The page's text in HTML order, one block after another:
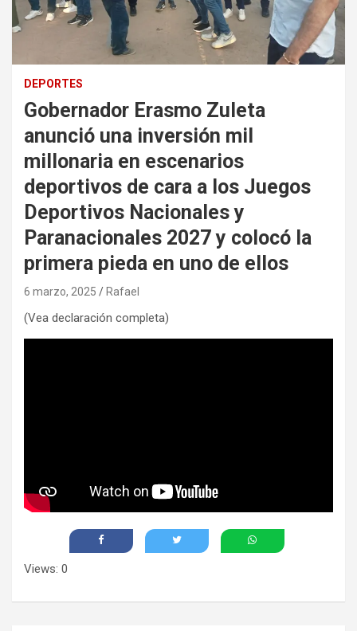
DEPORTES
Gobernador Erasmo Zuleta
anunció una inversión mil
millonaria en escenarios
deportivos de cara a los Juegos
Deportivos Nacionales y
Paranacionales 2027 y colocó la
primera pieda en uno de ellos
6 marzo, 2025 Rafael
(Vea declaración completa)
Views: 0